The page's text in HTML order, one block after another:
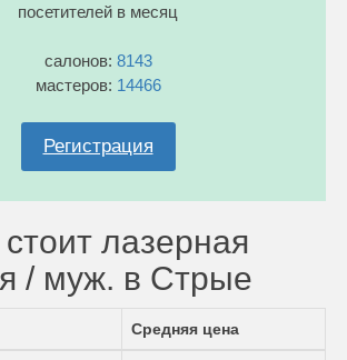
посетителей в месяц
салонов: 8143
мастеров: 14466
Регистрация
лазерная
/ муж. в Стрые
Средняя цена